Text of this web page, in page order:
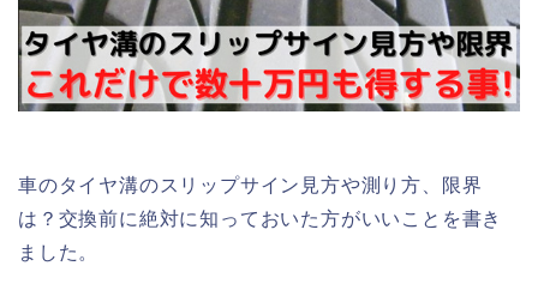
車のタイヤ溝のスリップサイン見方や測り方、限界
は？交換前に絶対に知っておいた方がいいことを書き
ました。